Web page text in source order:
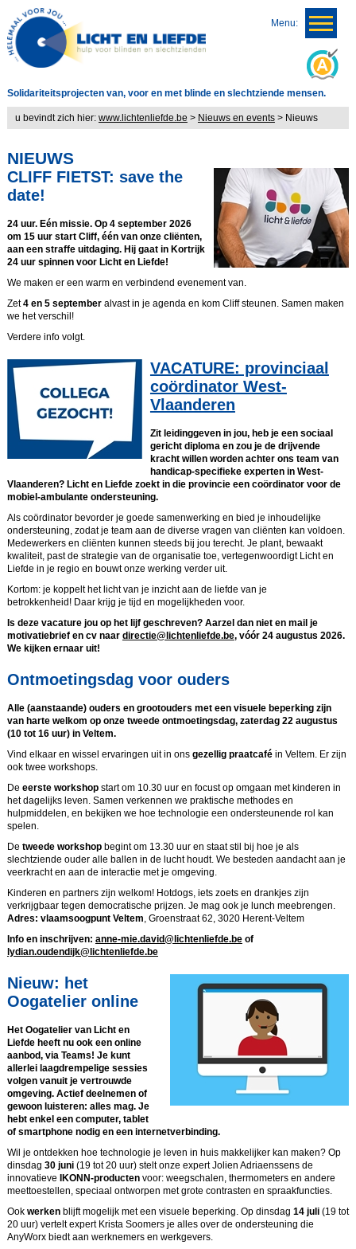
Menu:
Solidariteitsprojecten van, voor en met blinde en slechtziende mensen.
u bevindt zich hier: www.lichtenliefde.be > Nieuws en events> Nieuws
NIEUWS
CLIFF FIETST: save the
date!
24 uur. Eén missie. Op 4 september 2026
om 15 uur start Cliff, één van onze cliënten,
aan een straffe uitdaging. Hij gaat in Kortrijk
24 uur spinnen voor Licht en Liefde!
We maken er een warm en verbindend evenement van.
Zet4 en 5 septemberalvast in je agenda en kom Cliff steunen. Samen maken
we het verschil!
Verdere info volgt.
VACATURE: provinciaal
coördinator West-
Vlaanderen
Zit leidinggeven in jou, heb je een sociaal
gericht diploma en zou je de drijvende
kracht willen worden achter ons team van
handicap-specifieke experten in West-
Vlaanderen? Licht en Liefde zoekt in die provincie een coördinator voor de
mobiel-ambulante ondersteuning.
Als coördinator bevorder je goede samenwerking en bied je inhoudelijke
ondersteuning, zodat je team aan de diverse vragen van cliënten kan voldoen.
Medewerkers en cliënten kunnen steeds bij jou terecht. Je plant, bewaakt
kwaliteit, past de strategie van de organisatie toe, vertegenwoordigt Licht en
Liefde in je regio en bouwt onze werking verder uit.
Kortom: je koppelt het licht van je inzicht aan de liefde van je
betrokkenheid! Daar krijg je tijd en mogelijkheden voor.
Is deze vacature jou op het lijf geschreven? Aarzel dan niet en mail je
motivatiebrief en cv naar directie@lichtenliefde.be, vóór 24 augustus 2026.
We kijken ernaar uit!
Ontmoetingsdag voor ouders
Alle (aanstaande) ouders en grootouders met een visuele beperking zijn
van harte welkom op onze tweede ontmoetingsdag, zaterdag 22 augustus
(10 tot 16 uur) in Veltem.
Vind elkaar en wissel ervaringen uit in ons gezellig praatcaféin Veltem. Er zijn
ook twee workshops.
De eerste workshopstart om 10.30 uur en focust op omgaan met kinderen in
het dagelijks leven. Samen verkennen we praktische methodes en
hulpmiddelen, en bekijken we hoe technologie een ondersteunende rol kan
spelen.
De tweede workshopbegint om 13.30 uur en staat stil bij hoe je als
slechtziende ouder alle ballen in de lucht houdt. We besteden aandacht aan je
veerkracht en aan de interactie met je omgeving.
Kinderen en partners zijn welkom! Hotdogs, iets zoets en drankjes zijn
verkrijgbaar tegen democratische prijzen. Je mag ook je lunch meebrengen.
Adres: vlaamsoogpunt Veltem, Groenstraat 62, 3020 Herent-Veltem
Info en inschrijven: anne-mie.david@lichtenliefde.beof
lydian.oudendijk@lichtenliefde.be
Nieuw: het
Oogatelier online
Het Oogatelier van Licht en
Liefde heeft nu ook een online
aanbod, via Teams! Je kunt
allerlei laagdrempelige sessies
volgen vanuit je vertrouwde
omgeving. Actief deelnemen of
gewoon luisteren: alles mag. Je
hebt enkel een computer, tablet
of smartphone nodig en een internetverbinding.
Wil je ontdekken hoe technologie je leven in huis makkelijker kan maken? Op
dinsdag 30 juni(19 tot 20 uur) stelt onze expert Jolien Adriaenssens de
innovatieve IKONN-productenvoor: weegschalen, thermometers en andere
meettoestellen, speciaal ontworpen met grote contrasten en spraakfuncties.
Ook werkenblijft mogelijk met een visuele beperking. Op dinsdag 14 juli(19 tot
20 uur) vertelt expert Krista Soomers je alles over de ondersteuning die
AnyWorx biedt aan werknemers en werkgevers.